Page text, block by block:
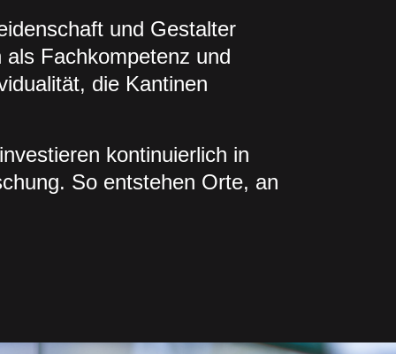
und Gestalter
Fachkompetenz und
die Kantinen
kontinuierlich in
So entstehen Orte, an